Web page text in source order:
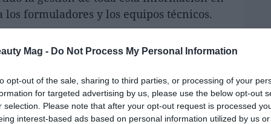
Mag - Do Not Process My Personal Information
opt-out of the sale, sharing to third parties, or processing of your
for targeted advertising by us, please use the below opt-out
selection. Please note that after your opt-out request is processed
interest-based ads based on personal information utilized by us
formuladores y los equipos técnicos.
a la información técnica relacionada
como una especie de
complejo en una experiencia más intuitiva